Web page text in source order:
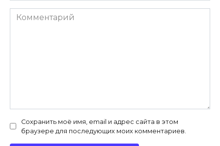
Комментарий
Сохранить моё имя, email и адрес сайта в этом
браузере для последующих моих комментариев.